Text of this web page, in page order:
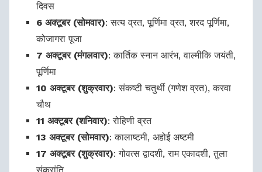
दिवस
6 अक्टूबर (सोमवार): सत्य व्रत, पूर्णिमा व्रत, शरद पूर्णिमा,
कोजागरा पूजा
7 अक्टूबर (मंगलवार): कार्तिक स्नान आरंभ, वाल्मीकि जयंती,
पूर्णिमा
10 अक्टूबर (शुक्रवार): संकष्टी चतुर्थी (गणेश व्रत), करवा
चौथ
11 अक्टूबर (शनिवार): रोहिणी व्रत
13 अक्टूबर (सोमवार): कालाष्टमी, अहोई अष्टमी
17 अक्टूबर (शुक्रवार): गोवत्स द्वादशी, राम एकादशी, तुला